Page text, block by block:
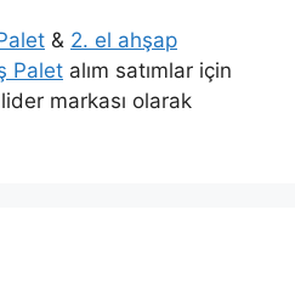
& 2. el ahşap
Palet alım satımlar için
markası olarak